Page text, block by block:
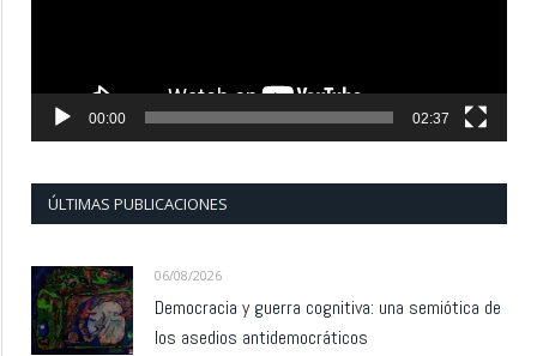
00:00 02:37
ÚLTIMAS PUBLICACIONES
06/08/2026
Democracia y guerra cognitiva: una semiótica de
los asedios antidemocráticos